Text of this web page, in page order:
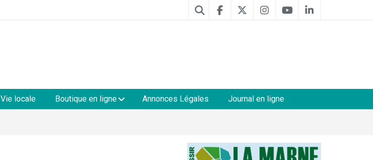
Vie locale Boutique en ligne Annonces Légales Journal en ligne